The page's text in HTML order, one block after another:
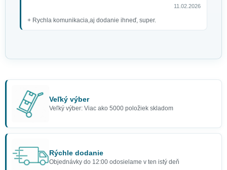
11.02.2026
+ Rychla komunikacia,aj dodanie ihneď, super.
Veľký výber
Veľký výber: Viac ako 5000 položiek skladom
Rýchle dodanie
Objednávky do 12:00 odosielame v ten istý deň